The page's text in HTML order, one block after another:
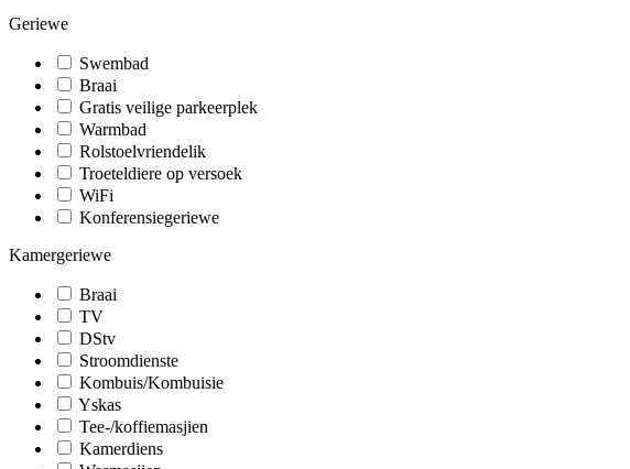
Geriewe
Swembad
Braai
Gratis veilige parkeerplek
Warmbad
Rolstoelvriendelik
Troeteldiere op versoek
WiFi
Konferensiegeriewe
Kamergeriewe
Braai
TV
DStv
Stroomdienste
Kombuis/Kombuisie
Yskas
Tee-/koffiemasjien
Kamerdiens